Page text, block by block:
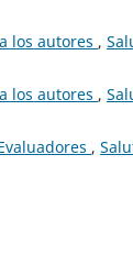
los autores ,
los autores ,
,